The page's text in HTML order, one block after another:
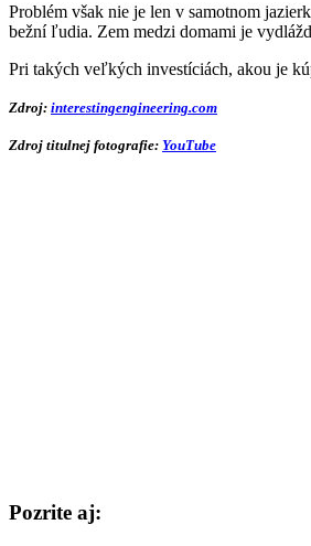
Problém však nie je len v samotnom
bežní ľudia. Zem medzi domami je
Pri takých veľkých investíciách, akou je
Zdroj: interestingengineering.com
Zdroj titulnej fotografie: YouTube
Pozrite aj: